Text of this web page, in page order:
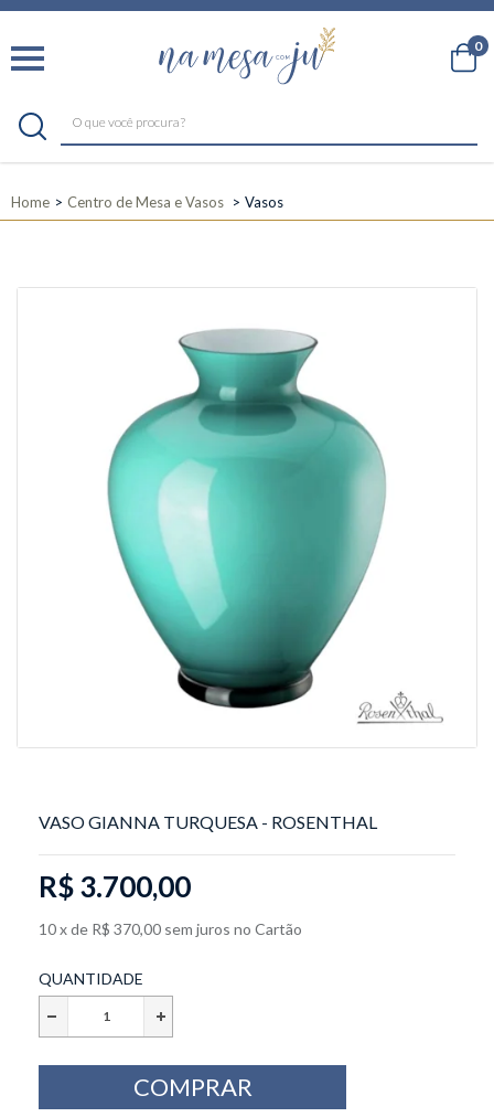
0
Home Centro de Mesa e Vasos Vasos
VASO GIANNA TURQUESA - ROSENTHAL
R$ 3.700,00
10xde R$ 370,00 sem juros no Cartão
QUANTIDADE